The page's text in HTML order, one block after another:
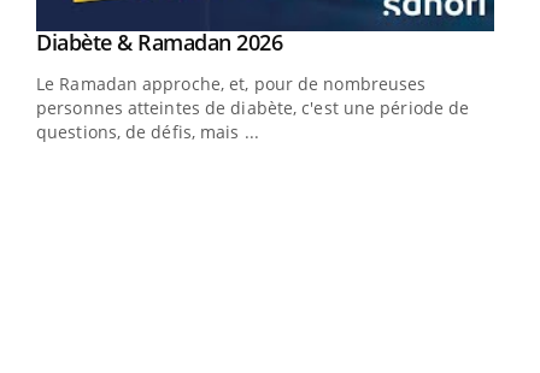
Youtube
Diabète & Ramadan 2026Youtube
Le Ramadan approche, et, pour de nombreuses
personnes atteintes de diabète, c'est une période de
questions, de défis, mais ...